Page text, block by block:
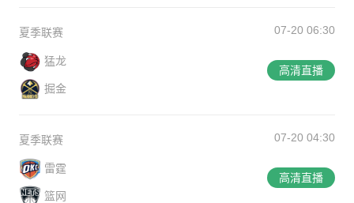
夏季联赛 07-20 06:30
猛龙
掘金
高清直播
夏季联赛 07-20 04:30
雷霆
篮网
高清直播